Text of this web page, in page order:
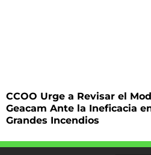
CCOO Urge a Revisar el
Geacam Ante la Ineficacia
Grandes Incendios